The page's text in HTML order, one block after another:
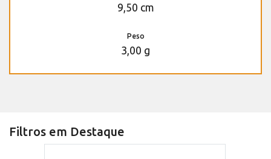
9,50 cm
Peso
3,00 g
Filtros em Destaque